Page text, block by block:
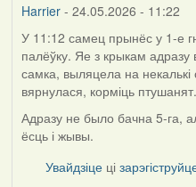
Harrier- 24.05.2026 - 11:22
У 11:12 самец прынёс у 1-е
палёўку. Яе з крыкам адразу
самка, выляцела на некалькі
вярнулася, корміць птушанят.
Адразу не было бачна 5-га,
ёсць і жывы.
Увайдзіце ці